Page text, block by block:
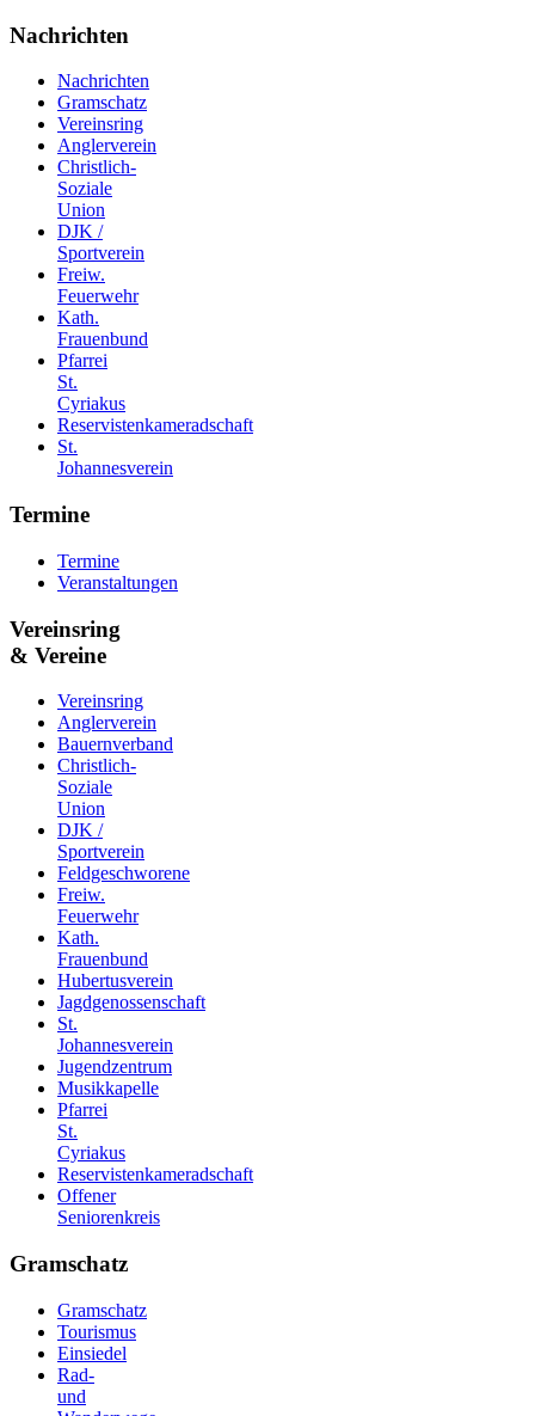
Nachrichten
Nachrichten
Gramschatz
Vereinsring
Anglerverein
Christlich-
Soziale
Union
DJK /
Sportverein
Freiw.
Feuerwehr
Kath.
Frauenbund
Pfarrei
St.
Cyriakus
Reservistenkameradschaft
St.
Johannesverein
Termine
Termine
Veranstaltungen
Vereinsring
& Vereine
Vereinsring
Anglerverein
Bauernverband
Christlich-
Soziale
Union
DJK /
Sportverein
Feldgeschworene
Freiw.
Feuerwehr
Kath.
Frauenbund
Hubertusverein
Jagdgenossenschaft
St.
Johannesverein
Jugendzentrum
Musikkapelle
Pfarrei
St.
Cyriakus
Reservistenkameradschaft
Offener
Seniorenkreis
Gramschatz
Gramschatz
Tourismus
Einsiedel
Rad-
und